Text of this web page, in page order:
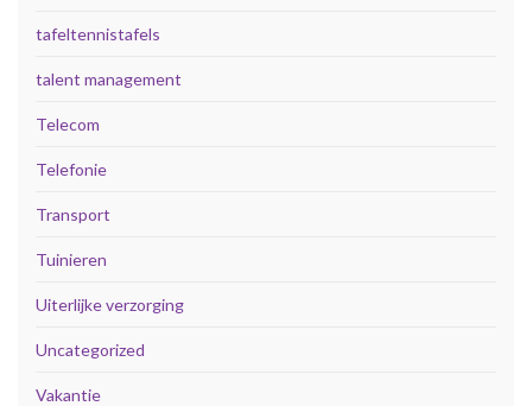
tafeltennistafels
talent management
Telecom
Telefonie
Transport
Tuinieren
Uiterlijke verzorging
Uncategorized
Vakantie